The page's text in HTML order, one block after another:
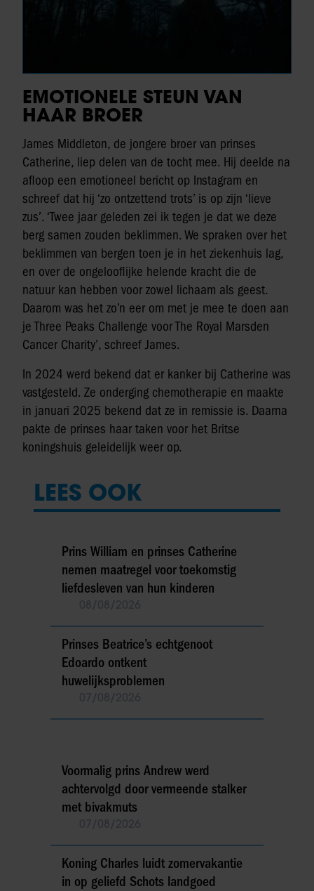
EMOTIONELE STEUN VAN
HAAR BROER
James Middleton, de jongere broer van prinses
Catherine, liep delen van de tocht mee. Hij deelde na
afloop een emotioneel bericht op Instagram en
schreef dat hij ‘zo ontzettend trots’ is op zijn ‘lieve
zus’. ‘Twee jaar geleden zei ik tegen je dat we deze
berg samen zouden beklimmen. We spraken over het
beklimmen van bergen toen je in het ziekenhuis lag,
en over de ongelooflijke helende kracht die de
natuur kan hebben voor zowel lichaam als geest.
Daarom was het zo’n eer om met je mee te doen aan
je Three Peaks Challenge voor The Royal Marsden
Cancer Charity’, schreef James.
In 2024 werd bekend dat er kanker bij Catherine was
vastgesteld. Ze onderging chemotherapie en maakte
in januari 2025 bekend dat ze in remissie is. Daarna
pakte de prinses haar taken voor het Britse
koningshuis geleidelijk weer op.
LEES OOK
Prins William en prinses Catherine
nemen maatregel voor toekomstig
liefdesleven van hun kinderen
Prinses Beatrice’s echtgenoot
Edoardo ontkent
huwelijksproblemen
Voormalig prins Andrew werd
achtervolgd door vermeende stalker
met bivakmuts
Koning Charles luidt zomervakantie
in op geliefd Schots landgoed